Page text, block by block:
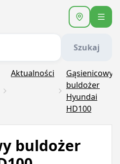
Szukaj
Aktualności
Gąsienicowy
buldożer
Hyundai
HD100
buldożer